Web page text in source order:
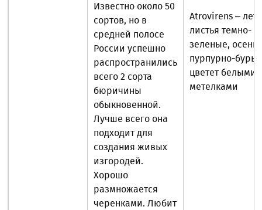
Известно около 50
сортов, но в
средней полосе
России успешно
распространились
всего 2 сорта
бюричины
обыкновенной.
Лучше всего она
подходит для
создания живых
изгородей.
Хорошо
размножается
черенками. Любит
Atrovirens –
листья темно-
зеленые,
пурпурно-
цветет белыми
метелками